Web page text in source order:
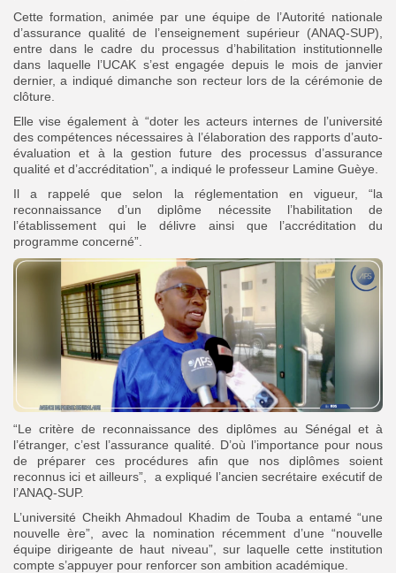
‎Cette formation, animée par une équipe de l’Autorité nationale
d’assurance qualité de l’enseignement supérieur (ANAQ-SUP),
entre dans le cadre du processus d’habilitation institutionnelle
dans laquelle l’UCAK s’est engagée depuis le mois de janvier
dernier, a indiqué dimanche son recteur lors de la cérémonie de
clôture.
Elle vise également à “doter les acteurs internes de l’université
des compétences nécessaires à l’élaboration des rapports d’auto-
évaluation et à la gestion future des processus d’assurance
qualité et d’accréditation”, a indiqué le professeur Lamine Guèye.
Il a rappelé que selon la réglementation en vigueur, “la
reconnaissance d’un diplôme nécessite l’habilitation de
l’établissement qui le délivre ainsi que l’accréditation du
programme concerné”.
“‎Le critère de reconnaissance des diplômes au Sénégal et à
l’étranger, c’est l’assurance qualité. D’où l’importance pour nous
de préparer ces procédures afin que nos diplômes soient
reconnus ici et ailleurs”, a expliqué l’ancien secrétaire exécutif de
l’ANAQ-SUP.
L’université Cheikh Ahmadoul Khadim de Touba a entamé “une
nouvelle ère”, avec la nomination récemment d’une “nouvelle
équipe dirigeante de haut niveau”, sur laquelle cette institution
compte s’appuyer pour renforcer son ambition académique.